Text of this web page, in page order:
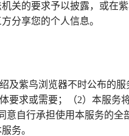
关的要求予以披露，或在
分享您的个人信息。
及紫鸟浏览器不时公布的
要求或需要；（2）本服务
自行承担使用本服务的全
务。